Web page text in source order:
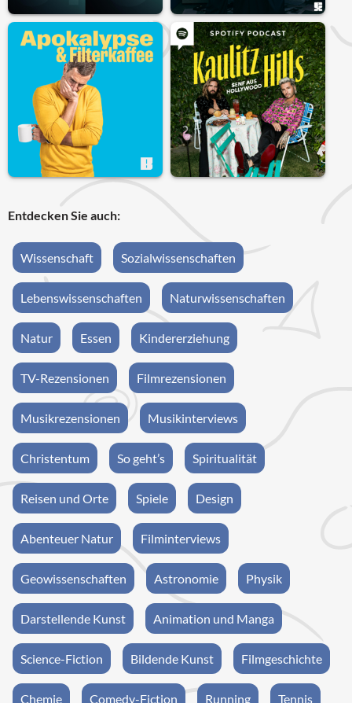
Entdecken Sie auch:
Wissenschaft Sozialwissenschaften
Lebenswissenschaften Naturwissenschaften
Natur Essen Kindererziehung
TV-Rezensionen Filmrezensionen
Musikrezensionen Musikinterviews
Christentum So geht’s Spiritualität
Reisen und Orte Spiele Design
Abenteuer Natur Filminterviews
Geowissenschaften Astronomie Physik
Darstellende Kunst Animation und Manga
Science-Fiction Bildende Kunst Filmgeschichte
Chemie Comedy-Fiction Running Tennis